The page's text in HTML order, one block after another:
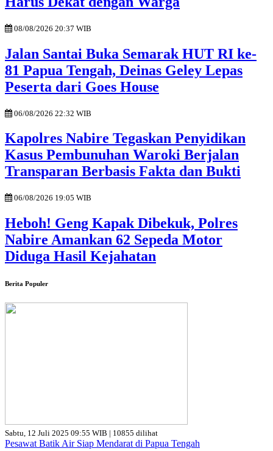
08/08/2026 20:37 WIB
Jalan Santai Buka Semarak HUT RI ke-
81 Papua Tengah, Deinas Geley Lepas
Peserta dari Goes House
06/08/2026 22:32 WIB
Kapolres Nabire Tegaskan Penyidikan
Kasus Pembunuhan Waroki Berjalan
Transparan Berbasis Fakta dan Bukti
06/08/2026 19:05 WIB
Heboh! Geng Kapak Dibekuk, Polres
Nabire Amankan 62 Sepeda Motor
Diduga Hasil Kejahatan
Berita Populer
Sabtu, 12 Juli 2025 09:55 WIB | 10855 dilihat
Pesawat Batik Air Siap Mendarat di Papua Tengah